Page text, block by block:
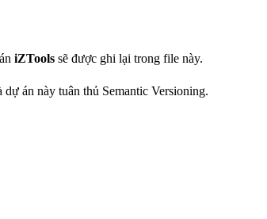
iZTools sẽ được ghi lại trong file này.
dự án này tuân thủ Semantic Versioning.